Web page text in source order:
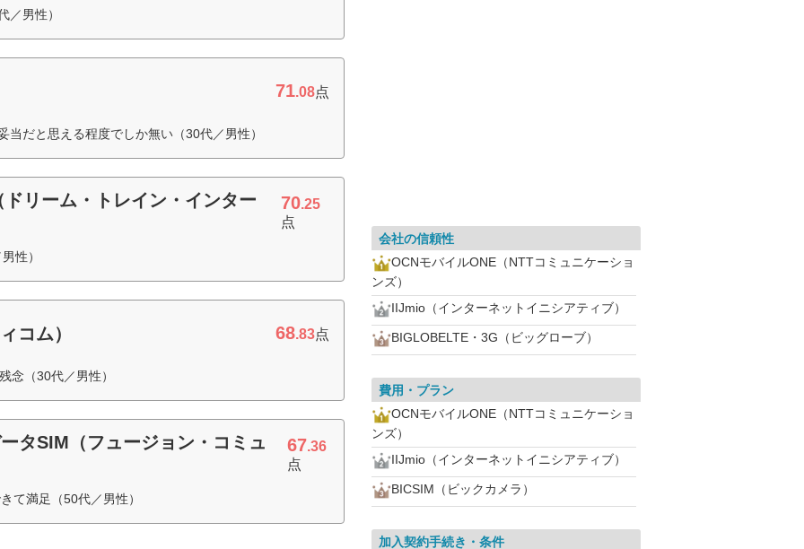
／男性）
71.08点
だと思える程度でしか無い（30代／男性）
リーム・トレイン・インター 70.25
点
性）
コム） 68.83点
念（30代／男性）
タSIM（フュージョン・コミュ 67.36
点
て満足（50代／男性）
会社の信頼性
OCNモバイルONE（NTTコミュニケーショ
ンズ）
IIJmio（インターネットイニシアティブ）
BIGLOBELTE・3G（ビッグローブ）
費用・プラン
OCNモバイルONE（NTTコミュニケーショ
ンズ）
IIJmio（インターネットイニシアティブ）
BICSIM（ビックカメラ）
加入契約手続き・条件